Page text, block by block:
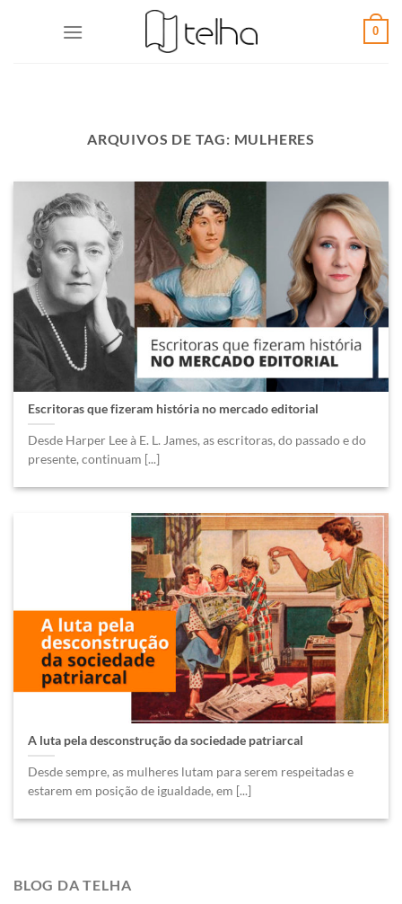
0
ARQUIVOS DE TAG: MULHERES
Escritoras que fizeram história no mercado editorial
Desde Harper Lee à E. L. James, as escritoras, do passado e do
presente, continuam [...]
A luta pela desconstrução da sociedade patriarcal
Desde sempre, as mulheres lutam para serem respeitadas e
estarem em posição de igualdade, em [...]
BLOG DA TELHA